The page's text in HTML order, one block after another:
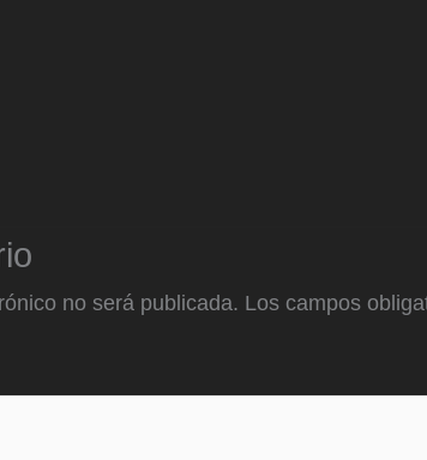
no será publicada. Los campos